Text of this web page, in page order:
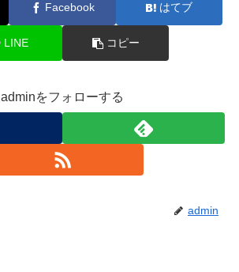
Facebook はてブ
LINE コピー
adminをフォローする
admin